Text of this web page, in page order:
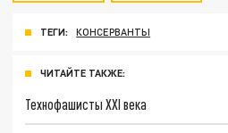
ТЕГИ: КОНСЕРВАНТЫ
ЧИТАЙТЕ ТАКЖЕ:
Технофашисты XXI века